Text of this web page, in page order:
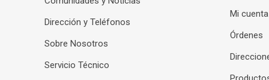
Dirección y Teléfonos
Sobre Nosotros
Servicio Técnico
Mi cuenta
Órdenes